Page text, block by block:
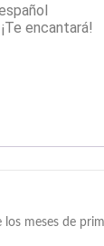
encantará!
meses de